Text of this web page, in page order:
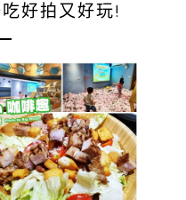
好拍又好玩!